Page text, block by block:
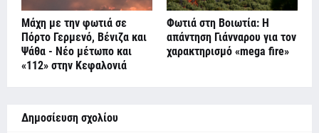
Μάχη με την φωτιά σε
Πόρτο Γερμενό, Βένιζα και
Ψάθα - Νέο μέτωπο και
«112» στην Κεφαλονιά
Φωτιά στη Βοιωτία: Η
απάντηση Γιάνναρου για τον
χαρακτηρισμό «mega fire»
Δημοσίευση σχολίου